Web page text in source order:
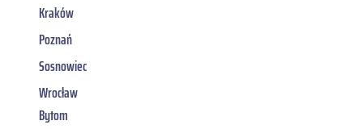
Kraków
Poznań
Sosnowiec
Wrocław
Bytom